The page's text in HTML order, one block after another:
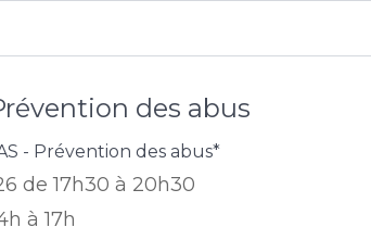
des abus
- Prévention des abus*
de 17h30 à 20h30
à 17h